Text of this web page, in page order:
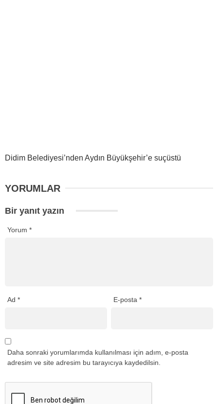
Didim Belediyesi’nden Aydın Büyükşehir’e suçüstü
YORUMLAR
Bir yanıt yazın
Yorum *
Ad * E-posta*
Daha sonraki yorumlarımda kullanılması için adım, e-posta
adresim ve site adresim bu tarayıcıya kaydedilsin.